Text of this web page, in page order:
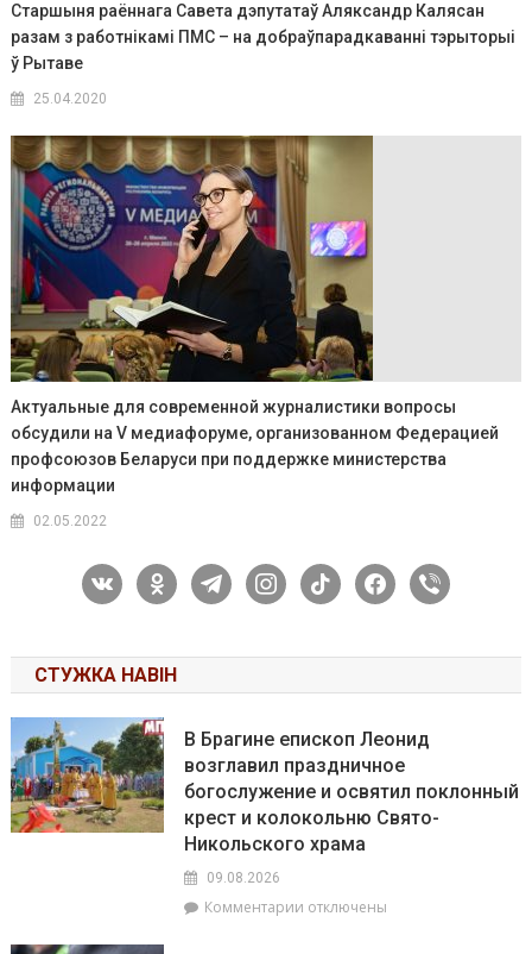
Старшыня раённага Савета дэпутатаў Аляксандр Калясан
разам з работнікамі ПМС – на добраўпарадкаванні тэрыторыі
ў Рытаве
25.04.2020
Актуальные для современной журналистики вопросы
обсудили на V медиафоруме, организованном Федерацией
профсоюзов Беларуси при поддержке министерства
информации
02.05.2022
vkontakteodnoklassniki
telegraminstagram
tiktok facebook
viber
СТУЖКА НАВІН
В Брагине епископ Леонид
возглавил праздничное
богослужение и освятил поклонный
крест и колокольню Свято-
Никольского храма
09.08.2026
Комментарии котключены